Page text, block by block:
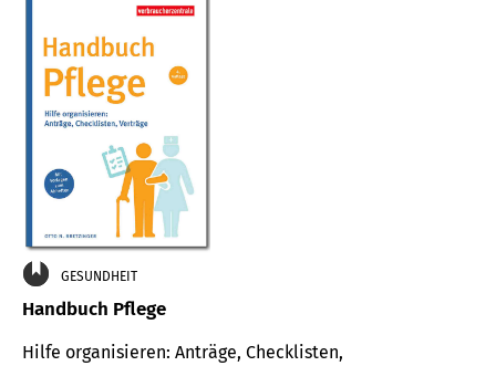
GESUNDHEIT
Handbuch Pflege
Hilfe organisieren: Anträge, Checklisten,